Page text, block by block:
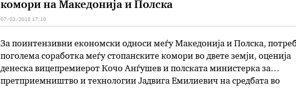
комори на Македонија и Полска
07/03/2018 17:10
За поинтензивни економски односи меѓу Македонија и Полска,
поголема соработка меѓу стопанските комори во двете земји, оценија
денеска вицепремиерот Кочо Анѓушев и полската министерка за
претприемништво и технологии Јaдвига Емилиевич на средбата во